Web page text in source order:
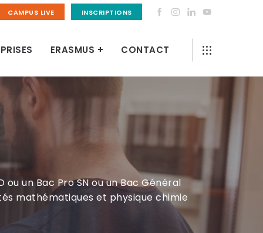
INSCRIPTIONS
CAMPUS LIVE
ERASMUS + CONTACT
ou un Bac Pro SN ou un Bac Général
mathématiques et physique chimie